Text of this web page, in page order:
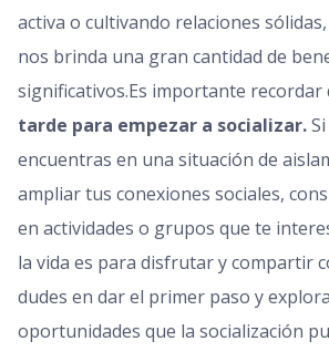
activa o cultivando relaciones
nos brinda una gran cantidad de
significativos.Es importante recordar
tarde para empezar a socializar.
encuentras en una situación de
ampliar tus conexiones sociales,
en actividades o grupos que te
la vida es para disfrutar y compartir
dudes en dar el primer paso y
oportunidades que la socialización